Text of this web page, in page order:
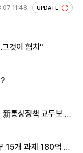
11:48 UPDATE
것이 협치"
통상정책 교두보 활
15개 과제 180억 지